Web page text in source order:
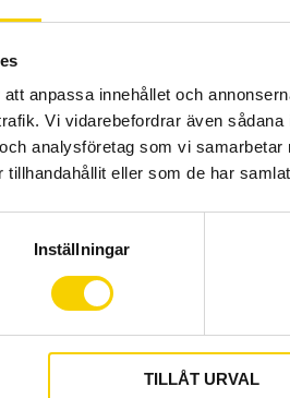
anpassa innehållet och
Vi vidarebefordrar även
analysföretag som vi
tillhandahållit eller som de har
Inställningar
TILLÅT URVAL